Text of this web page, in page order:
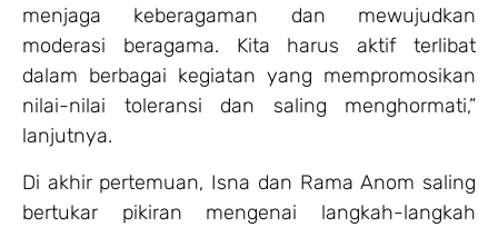
menjaga keberagaman dan mewujudkan
moderasi beragama. Kita harus aktif terlibat
dalam berbagai kegiatan yang mempromosikan
nilai-nilai toleransi dan saling menghormati,”
lanjutnya.
Di akhir pertemuan, Isna dan Rama Anom saling
bertukar pikiran mengenai langkah-langkah